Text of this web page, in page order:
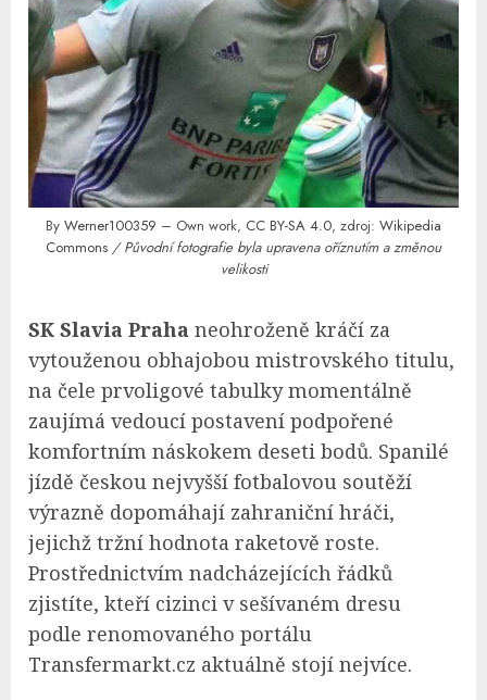
By Werner100359 – Own work, CC BY-SA 4.0, zdroj: Wikipedia
Commons / Původní fotografie byla upravena oříznutím a změnou
velikosti
SK Slavia Praha neohroženě kráčí za
vytouženou obhajobou mistrovského titulu,
na čele prvoligové tabulky momentálně
zaujímá vedoucí postavení podpořené
komfortním náskokem deseti bodů. Spanilé
jízdě českou nejvyšší fotbalovou soutěží
výrazně dopomáhají zahraniční hráči,
jejichž tržní hodnota raketově roste.
Prostřednictvím nadcházejících řádků
zjistíte, kteří cizinci v sešívaném dresu
podle renomovaného portálu
Transfermarkt.cz aktuálně stojí nejvíce.